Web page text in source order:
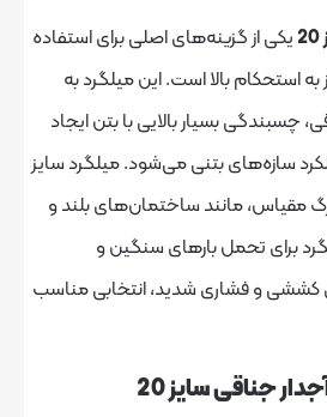
اصلی برای استفاده
است. این میلگرد به
بالایی با بتن ایجاد
می‌شود. میلگرد سایز
ساختمان‌های بلند و
بارهای سنگین و
شدید، انتخابی مناسب
20